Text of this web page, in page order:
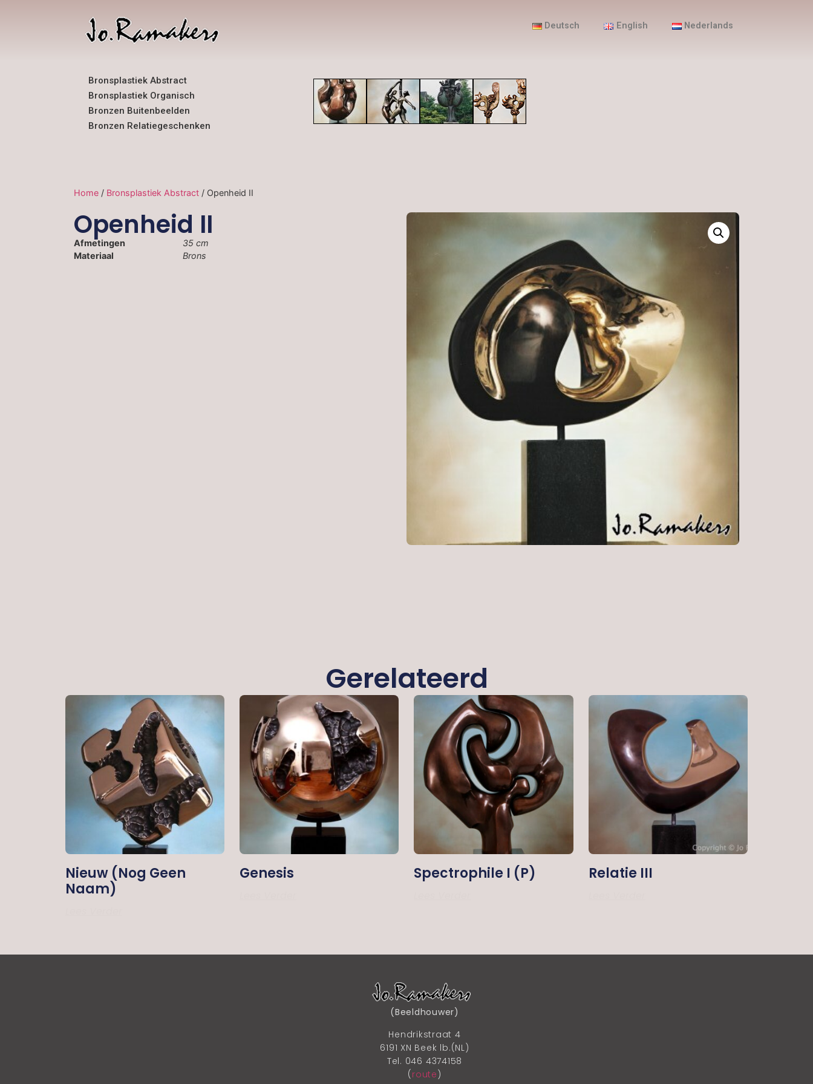
Deutsch English Nederlands
Bronsplastiek Abstract
Bronsplastiek Organisch
Bronzen Buitenbeelden
Bronzen Relatiegeschenken
Home / Bronsplastiek Abstract / Openheid II
Openheid II
Afmetingen
35 cm
Materiaal
Brons
Gerelateerd
Nieuw (nog Geen
Naam)
Genesis Spectrophile I (P) Relatie III
(Beeldhouwer)
Hendrikstraat 4
6191 XN Beek lb.(NL)
Tel. 046 4374158
( route)